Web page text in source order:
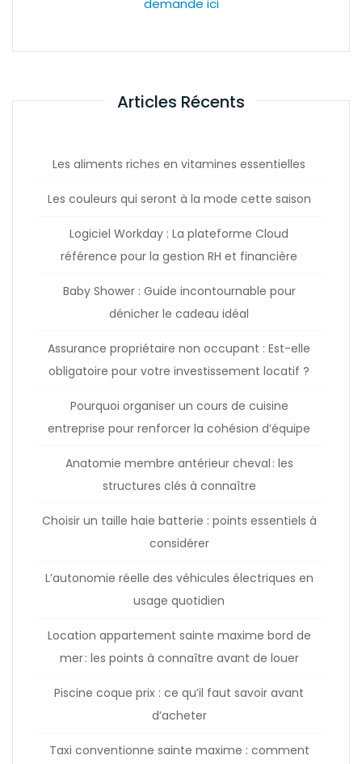
demande ici
Articles Récents
Les aliments riches en vitamines essentielles
Les couleurs qui seront à la mode cette saison
Logiciel Workday : La plateforme Cloud
référence pour la gestion RH et financière
Baby Shower : Guide incontournable pour
dénicher le cadeau idéal
Assurance propriétaire non occupant : Est-elle
obligatoire pour votre investissement locatif ?
Pourquoi organiser un cours de cuisine
entreprise pour renforcer la cohésion d’équipe
Anatomie membre antérieur cheval : les
structures clés à connaître
Choisir un taille haie batterie : points essentiels à
considérer
L’autonomie réelle des véhicules électriques en
usage quotidien
Location appartement sainte maxime bord de
mer : les points à connaître avant de louer
Piscine coque prix : ce qu’il faut savoir avant
d’acheter
Taxi conventionne sainte maxime : comment